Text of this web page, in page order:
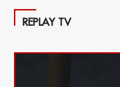
REPLAY TV